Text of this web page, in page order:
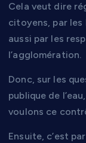
Cela veut dire
citoyens, par les
aussi par les
l’agglomération.
Donc, sur les
publique de
voulons ce
Ensuite, c’est